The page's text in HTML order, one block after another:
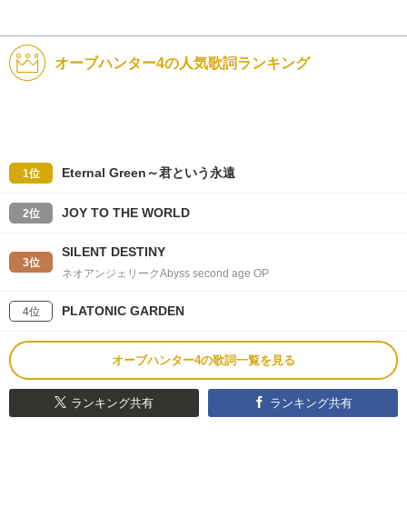
オーブハンター4の人気歌詞ランキング
1位 Eternal Green～君という永遠
2位 JOY TO THE WORLD
3位
SILENT DESTINY
ネオアンジェリークAbyss second age OP
4位 PLATONIC GARDEN
オーブハンター4の歌詞一覧を見る
ランキング共有 ランキング共有